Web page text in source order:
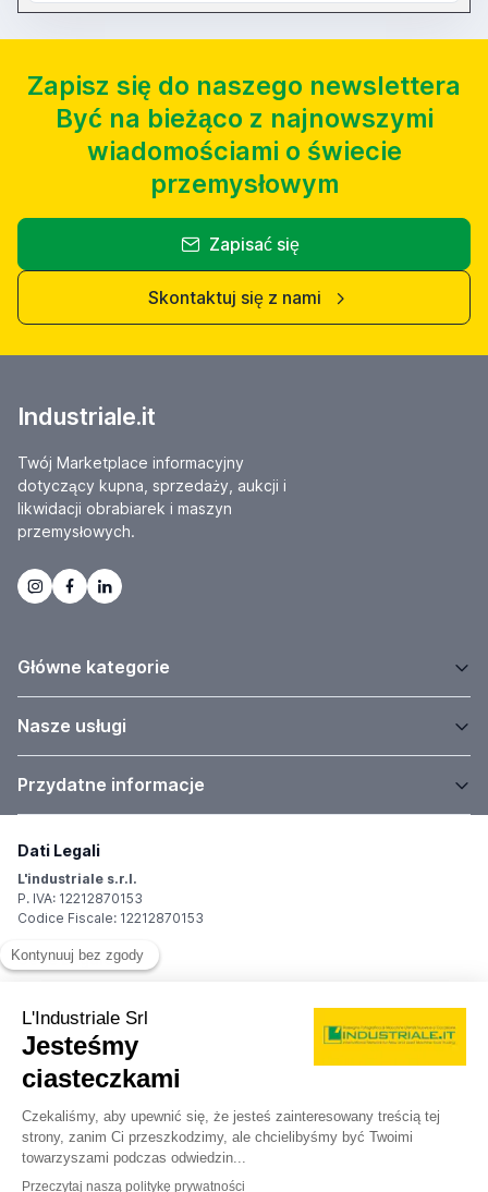
Zapisz się do naszego newslettera
Być na bieżąco z najnowszymi
wiadomościami o świecie
przemysłowym
Zapisać się
Skontaktuj się z nami
Industriale.it
Twój Marketplace informacyjny
dotyczący kupna, sprzedaży, aukcji i
likwidacji obrabiarek i maszyn
przemysłowych.
Główne kategorie
Nasze usługi
Przydatne informacje
Dati Legali
L'industriale s.r.l.
P. IVA: 12212870153
Codice Fiscale: 12212870153
Sede Legale
20148 Milano (MI)
Italy
Registro Imprese
REA: MI-1539011
Capitale sociale: Euro 10.400,00 i.v.